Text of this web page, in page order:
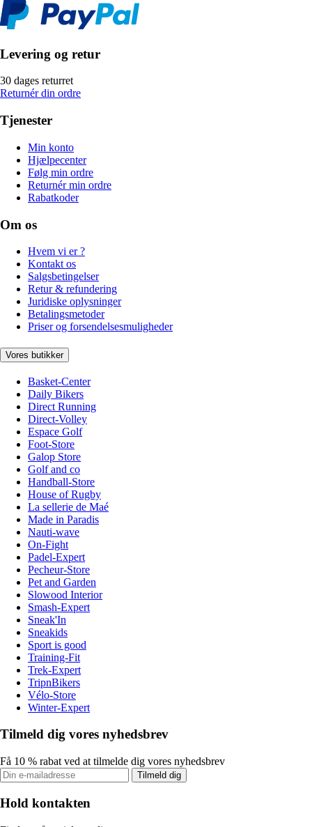
Levering og retur
30 dages returret
Returnér din ordre
Tjenester
Min konto
Hjælpecenter
Følg min ordre
Returnér min ordre
Rabatkoder
Om os
Hvem vi er ?
Kontakt os
Salgsbetingelser
Retur & refundering
Juridiske oplysninger
Betalingsmetoder
Priser og forsendelsesmuligheder
Vores butikker
Basket-Center
Daily Bikers
Direct Running
Direct-Volley
Espace Golf
Foot-Store
Galop Store
Golf and co
Handball-Store
House of Rugby
La sellerie de Maé
Made in Paradis
Nauti-wave
On-Fight
Padel-Expert
Pecheur-Store
Pet and Garden
Slowood Interior
Smash-Expert
Sneak'In
Sneakids
Sport is good
Training-Fit
Trek-Expert
TripnBikers
Vélo-Store
Winter-Expert
Tilmeld dig vores nyhedsbrev
Få 10 % rabat ved at tilmelde dig vores nyhedsbrev
Tilmeld dig
Hold kontakten